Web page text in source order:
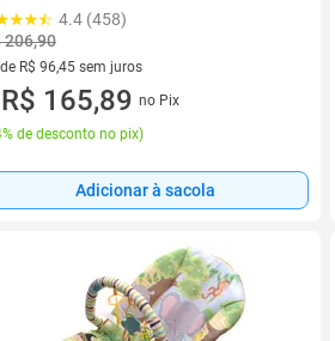
4.4 (458)
206,90
R$ 96,45 sem juros
de R$ 96,45 sem juros
R$ 165,89 no Pix
de desconto no pix)
Adicionar à sacola